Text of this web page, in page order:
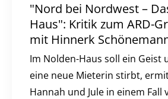
"Nord bei Nordwest –
Haus": Kritik zum ARD-
mit Hinnerk
Im Nolden-Haus soll ein Geist
eine neue Mieterin stirbt,
Hannah und Jule in einem Fall